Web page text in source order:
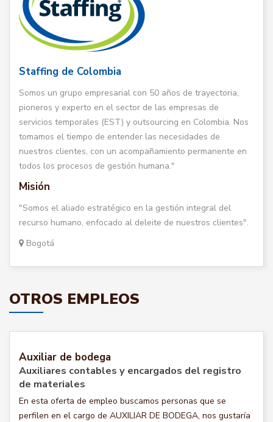
Staffing de Colombia
Somos un grupo empresarial con 50 años de trayectoria,
pioneros y experto en el sector de las empresas de
servicios temporales (EST) y outsourcing en Colombia. Nos
tomamos el tiempo de entender las necesidades de
nuestros clientes, con un acompañamiento permanente en
todos los procesos de gestión humana."
Misión
"Somos el aliado estratégico en la gestión integral del
recurso humano, enfocado al deleite de nuestros clientes".
Bogotá
OTROS EMPLEOS
Auxiliar de bodega
Auxiliares contables y encargados del registro
de materiales
En esta oferta de empleo buscamos personas que se
perfilen en el cargo de AUXILIAR DE BODEGA, nos gustaría